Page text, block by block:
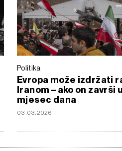
Politika
Evropa može izdržati
Iranom – ako on završi
mjesec dana
03.03.2026